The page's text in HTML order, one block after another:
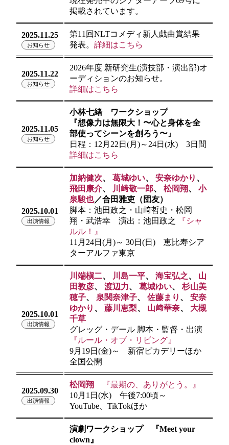
掲載されています。
2025.11.25
お知らせ
第11回NLTコメディ新人戯曲賞結果
発表。 詳細はこちら
2025.11.22
お知らせ
2026年度 新研究生(演技部・演出部)オ
ーディションのお知らせ。
詳細はこちら
2025.11.05
お知らせ
小林七緒 ワークショップ
『想像力は無限大！〜心と身体を全
部使ってシーンを創ろう〜』
日程：12月22日(月)～24日(水) 3日間
詳細はこちら
2025.10.01
出演情報
加納健次、 葛城ゆい、 安奈ゆかり 、
飛田康介、 川﨑敬一郎、 松岡翔、 小
泉駿也／合田雅吏（団友）
脚本：池田政之・山﨑哲史・松岡
翔・武浩幸 演出：池田政之
『シャ
ルル！』
11月24日(月)～ 30日(日) 恵比寿シア
ターアルファ東京
2025.10.01
出演情報
川端槇二、 川島一平、 海宝弘之、 山
田敦彦、 渡辺力、 葛城ゆい、 杉山美
穂子、 泉関奈津子、 佐藤まり 、 安奈
ゆかり 、 藤川恵梨、 山﨑華奈、 大槻
千草
グレッグ・デール 脚本・監督・出演
『ルール・オブ・リビング』
9月19日(金)～ 新宿ピカデリーほか
全国公開
2025.09.30
出演情報
松岡翔
『最期の、ありがとう。』
10月1日(水) 午後7:00頃～
YouTube、TikTokほか
演劇ワークショップ 『Meet your
clown』